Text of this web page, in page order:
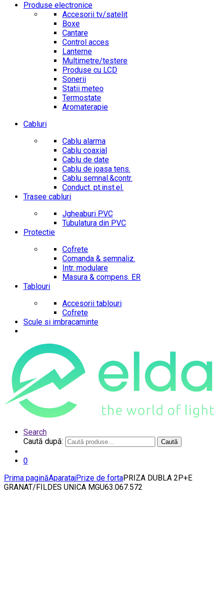
Produse electronice
Accesorii tv/satelit
Boxe
Cantare
Control acces
Lanterne
Multimetre/testere
Produse cu LCD
Sonerii
Statii meteo
Termostate
Aromaterapie
Cabluri
Cablu alarma
Cablu coaxial
Cablu de date
Cablu de joasa tens.
Cablu semnal.&contr.
Conduct. pt.inst.el.
Trasee cabluri
Jgheaburi PVC
Tubulatura din PVC
Protectie
Cofrete
Comanda & semnaliz.
Intr. modulare
Masura & compens. ER
Tablouri
Accesorii tablouri
Cofrete
Scule si imbracaminte
Search
Caută după:
Caută
0
Prima paginăAparatajPrize de fortaPRIZA DUBLA 2P+E
GRANAT/FILDES UNICA MGU63.067.572